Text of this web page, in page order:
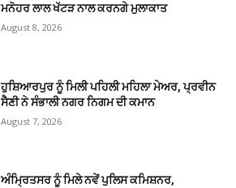
ਮਨੋਹਰ ਲਾਲ ਖੱਟੜ ਨਾਲ ਕਰਨਗੇ ਮੁਲਾਕਾਤ
August 8, 2026
ਹੁਸ਼ਿਆਰਪੁਰ ਨੂੰ ਮਿਲੀ ਪਹਿਲੀ ਮਹਿਲਾ ਮੇਅਰ, ਪ੍ਰਵੀਨ
ਸੈਣੀ ਨੇ ਸੰਭਾਲੀ ਨਗਰ ਨਿਗਮ ਦੀ ਕਮਾਨ
August 7, 2026
ਅੰਮ੍ਰਿਤਸਰ ਨੂੰ ਮਿਲੇ ਨਵੇਂ ਪੁਲਿਸ ਕਮਿਸ਼ਨਰ,